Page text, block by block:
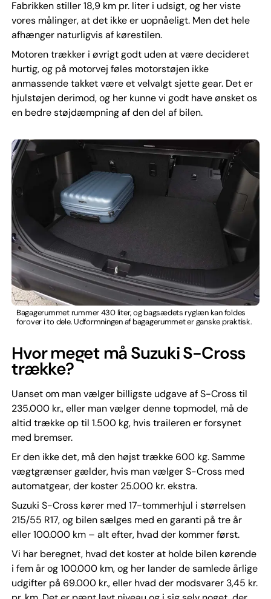
Fabrikken stiller 18,9 km pr. liter i udsigt, og her viste
vores målinger, at det ikke er uopnåeligt. Men det hele
afhænger naturligvis af kørestilen.
Motoren trækker i øvrigt godt uden at være decideret
hurtig, og på motorvej føles motorstøjen ikke
anmassende takket være et velvalgt sjette gear. Det er
hjulstøjen derimod, og her kunne vi godt have ønsket os
en bedre støjdæmpning af den del af bilen.
Bagagerummet rummer 430 liter, og bagsædets ryglæn kan foldes
forover i to dele. Udformningen af bagagerummet er ganske praktisk.
Hvor meget må Suzuki S-Cross
trække?
Uanset om man vælger billigste udgave af S-Cross til
235.000 kr., eller man vælger denne topmodel, må de
altid trække op til 1.500 kg, hvis traileren er forsynet
med bremser.
Er den ikke det, må den højst trække 600 kg. Samme
vægtgrænser gælder, hvis man vælger S-Cross med
automatgear, der koster 25.000 kr. ekstra.
Suzuki S-Cross kører med 17-tommerhjul i størrelsen
215/55 R17, og bilen sælges med en garanti på tre år
eller 100.000 km – alt efter, hvad der kommer først.
Vi har beregnet, hvad det koster at holde bilen kørende
i fem år og 100.000 km, og her lander de samlede årlige
udgifter på 69.000 kr., eller hvad der modsvarer 3,45 kr.